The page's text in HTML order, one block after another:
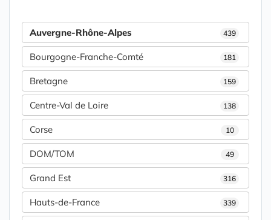
Auvergne-Rhône-Alpes 439
Bourgogne-Franche-Comté 181
Bretagne 159
Centre-Val de Loire 138
Corse 10
DOM/TOM 49
Grand Est 316
Hauts-de-France 339